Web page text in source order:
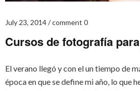
July 23, 2014 comment 0
Cursos de fotografía
El verano llegó y con el un tiempo de
época en que se define mi año, lo que